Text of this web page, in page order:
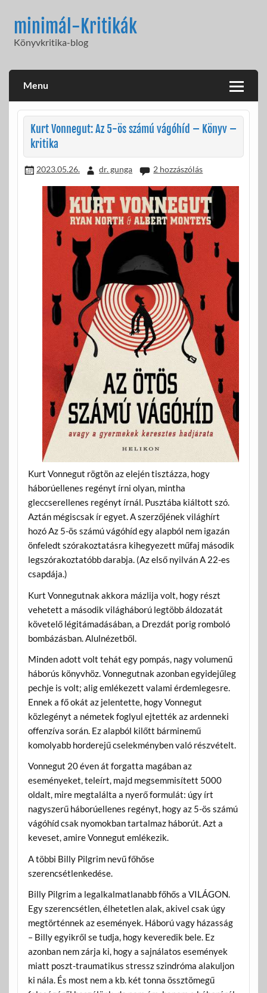
contentminimál-Kritikák
Könyvkritika-blog
Menu
Kurt Vonnegut: Az 5-ös számú vágóhíd – Könyv –
kritika
2023.05.26. dr. gunga 2 hozzászólás
Kurt Vonnegut rögtön az elején tisztázza, hogy
háborúellenes regényt írni olyan, mintha
gleccserellenes regényt írnál. Pusztába kiáltott szó.
Aztán mégiscsak ír egyet. A szerzőjének világhírt
hozó Az 5-ös számú vágóhíd egy alapból nem igazán
önfeledt szórakoztatásra kihegyezett műfaj második
legszórakoztatóbb darabja. (Az első nyilván A 22-es
csapdája.)
Kurt Vonnegutnak akkora mázlija volt, hogy részt
vehetett a második világháború legtöbb áldozatát
követelő légitámadásában, a Drezdát porig romboló
bombázásban. Alulnézetből.
Minden adott volt tehát egy pompás, nagy volumenű
háborús könyvhöz. Vonnegutnak azonban egyidejűleg
pechje is volt; alig emlékezett valami érdemlegesre.
Ennek a fő okát az jelentette, hogy Vonnegut
közlegényt a németek foglyul ejtették az ardenneki
offenzíva során. Ez alapból kilőtt bárminemű
komolyabb horderejű cselekményben való részvételt.
Vonnegut 20 éven át forgatta magában az
eseményeket, teleírt, majd megsemmisített 5000
oldalt, mire megtalálta a nyerő formulát: úgy írt
nagyszerű háborúellenes regényt, hogy az 5-ös számú
vágóhíd csak nyomokban tartalmaz háborút. Azt a
keveset, amire Vonnegut emlékezik.
A többi Billy Pilgrim nevű főhőse
szerencsétlenkedése.
Billy Pilgrim a legalkalmatlanabb főhős a VILÁGON.
Egy szerencsétlen, élhetetlen alak, akivel csak úgy
megtörténnek az események. Háború vagy házasság
– Billy egyikről se tudja, hogy keveredik bele. Ez
azonban nem zárja ki, hogy a sajnálatos események
miatt poszt-traumatikus stressz szindróma alakuljon
ki nála. És most nem a kb. két tonna össztömegű